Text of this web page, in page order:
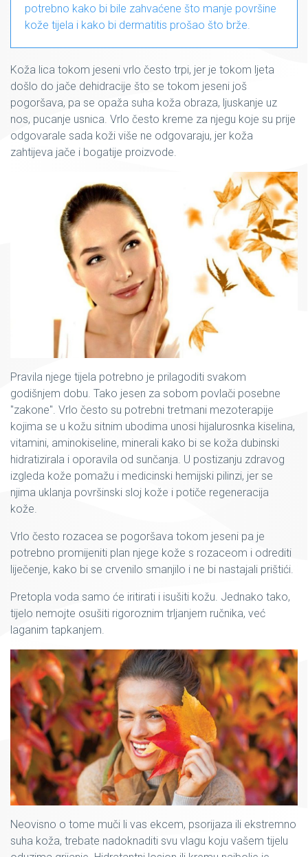
potrebno kako bi bile zahvaćene što manje površine
kože tijela i kako bi dermatitis prošao što brže.
Koža lica tokom jeseni vrlo često trpi, jer je tokom ljeta
došlo do jače dehidracije što se tokom jeseni još
pogoršava, pa se opaža suha koža obraza, ljuskanje uz
nos, pucanje usnica. Vrlo često kreme za njegu koje su prije
odgovarale sada koži više ne odgovaraju, jer koža
zahtijeva jače i bogatije proizvode.
Pravila njege tijela potrebno je prilagoditi svakom
godišnjem dobu. Tako jesen za sobom povlači posebne
"zakone". Vrlo često su potrebni tretmani mezoterapije
kojima se u kožu sitnim ubodima unosi hijalurosnka kiselina,
vitamini, aminokiseline, minerali kako bi se koža dubinski
hidratizirala i oporavila od sunčanja. U postizanju zdravog
izgleda kože pomažu i medicinski hemijski pilinzi, jer se
njima uklanja površinski sloj kože i potiče regeneracija
kože.
Vrlo često rozacea se pogoršava tokom jeseni pa je
potrebno promijeniti plan njege kože s rozaceom i odrediti
liječenje, kako bi se crvenilo smanjilo i ne bi nastajali prištići.
Pretopla voda samo će iritirati i isušiti kožu. Jednako tako,
tijelo nemojte osušiti rigoroznim trljanjem ručnika, već
laganim tapkanjem.
Neovisno o tome muči li vas ekcem, psorijaza ili ekstremno
suha koža, trebate nadoknaditi svu vlagu koju vašem tijelu